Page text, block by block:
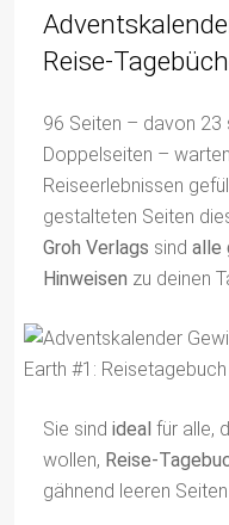
Reise-
96 Seiten – davon
Doppelseiten –
Reiseerlebnissen
gestalteten Seiten
Groh Verlags sind alle
Hinweisen zu deinen
Sie sind ideal für alle,
wollen, Reise-
gähnend leeren